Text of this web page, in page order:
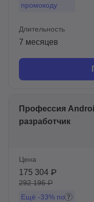
промокоду
Длительность
7 месяцев
Профессия
разработчик
Цена
175 304 ₽
292 196 ₽
Ещё -33% по